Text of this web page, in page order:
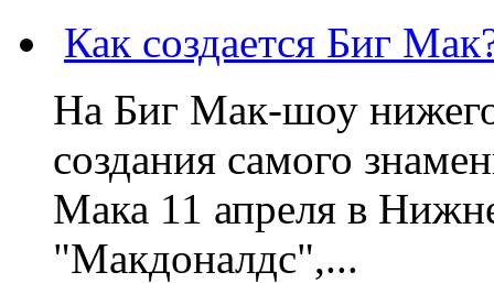
Как создается Биг
На Биг Мак-шоу
создания самого
Мака 11 апреля в
"Макдоналдс",...